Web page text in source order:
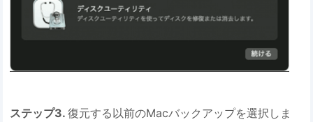
ステップ3.復元する以前のMacバックアップを選択しま